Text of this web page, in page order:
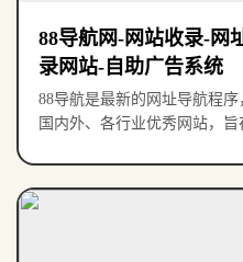
88导航网-网站收录-网
录网站-自助广告系统
88导航是最新的网址导航程
国内外、各行业优秀网站，